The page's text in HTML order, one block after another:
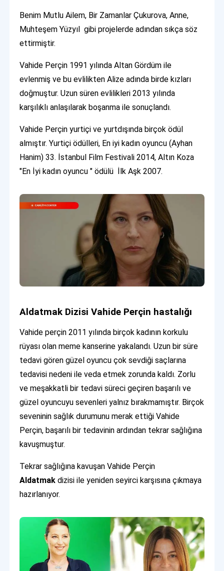
Benim Mutlu Ailem, Bir Zamanlar Çukurova, Anne,
Muhteşem Yüzyıl gibi projelerde adından sıkça söz
ettirmiştir.
Vahide Perçin 1991 yılında Altan Gördüm ile
evlenmiş ve bu evlilikten Alize adında birde kızları
doğmuştur. Uzun süren evlilikleri 2013 yılında
karşılıklı anlaşılarak boşanma ile sonuçlandı.
Vahide Perçin yurtiçi ve yurtdışında birçok ödül
almıştır. Yurtiçi ödülleri, En iyi kadın oyuncu (Ayhan
Hanim) 33. İstanbul Film Festivali 2014, Altın Koza
"En İyi kadın oyuncu " ödülü İlk Aşk 2007.
Aldatmak Dizisi Vahide Perçin hastalığı
Vahide perçin 2011 yılında birçok kadının korkulu
rüyası olan meme kanserine yakalandı. Uzun bir süre
tedavi gören güzel oyuncu çok sevdiği saçlarına
tedavisi nedeni ile veda etmek zorunda kaldı. Zorlu
ve meşakkatli bir tedavi süreci geçiren başarılı ve
güzel oyuncuyu sevenleri yalnız bırakmamıştır. Birçok
seveninin sağlık durumunu merak ettiği Vahide
Perçin, başarılı bir tedavinin ardından tekrar sağlığına
kavuşmuştur.
Tekrar sağlığına kavuşan Vahide Perçin
Aldatmakdizisi ile yeniden seyirci karşısına çıkmaya
hazırlanıyor.